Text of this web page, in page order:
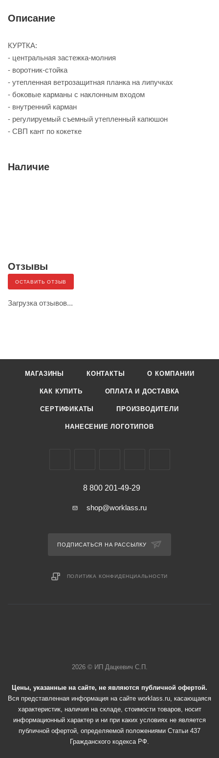
Описание
КУРТКА:
- центральная застежка-молния
- воротник-стойка
- утепленная ветрозащитная планка на липучках
- боковые карманы с наклонным входом
- внутренний карман
- регулируемый съемный утепленный капюшон
- СВП кант по кокетке
Наличие
Отзывы
ОСТАВИТЬ ОТЗЫВ
Загрузка отзывов...
МАГАЗИНЫ КОНТАКТЫ О КОМПАНИИ
КАК КУПИТЬ ОПЛАТА И ДОСТАВКА
СЕРТИФИКАТЫ ПРОИЗВОДИТЕЛИ
НАНЕСЕНИЕ ЛОГОТИПОВ
8 800 201-49-29
shop@worklass.ru
ПОДПИСАТЬСЯ НА РАССЫЛКУ
ПОЛИТИКА КОНФИДЕНЦИАЛЬНОСТИ
2026 © ИП Дацкевич С.П.
Цены, указанные на сайте, не являются публичной офертой.
Вся представленная информация на сайте worklass.ru, касающаяся
характеристик, наличия на складе, стоимости товаров, носит
информационный характер и ни при каких условиях не является
публичной офертой, определяемой положениями Статьи 437
Гражданского кодекса РФ.